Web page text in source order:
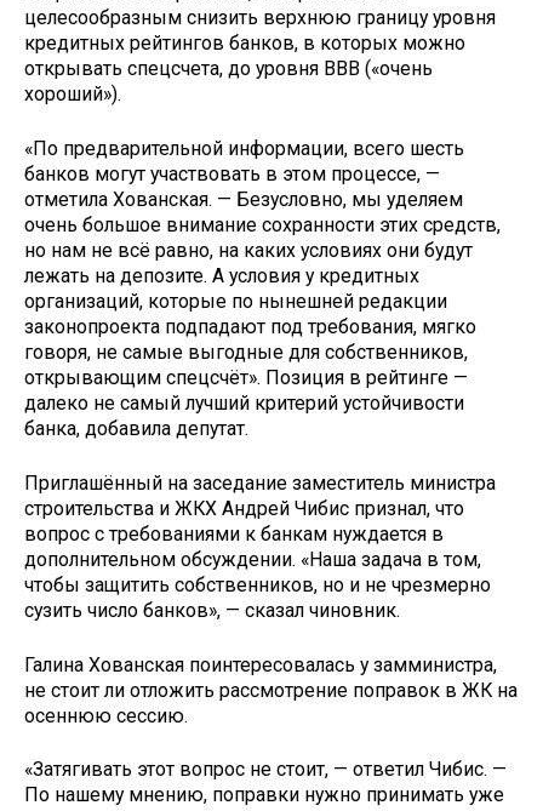
целесообразным снизить верхнюю границу уровня
кредитных рейтингов банков, в которых можно
открывать спецсчета, до уровня BBB («очень
хороший»).
«По предварительной информации, всего шесть
банков могут участвовать в этом процессе, —
отметила Хованская. — Безусловно, мы уделяем
очень большое внимание сохранности этих средств,
но нам не всё равно, на каких условиях они будут
лежать на депозите. А условия у кредитных
организаций, которые по нынешней редакции
законопроекта подпадают под требования, мягко
говоря, не самые выгодные для собственников,
открывающим спецсчёт». Позиция в рейтинге —
далеко не самый лучший критерий устойчивости
банка, добавила депутат.
Приглашённый на заседание заместитель министра
строительства и ЖКХ Андрей Чибис признал, что
вопрос с требованиями к банкам нуждается в
дополнительном обсуждении. «Наша задача в том,
чтобы защитить собственников, но и не чрезмерно
сузить число банков», — сказал чиновник.
Галина Хованская поинтересовалась у замминистра,
не стоит ли отложить рассмотрение поправок в ЖК на
осеннюю сессию.
«Затягивать этот вопрос не стоит, — ответил Чибис. —
По нашему мнению, поправки нужно принимать уже